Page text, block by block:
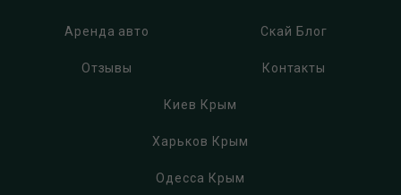
Аренда авто Скай Блог
Отзывы Контакты
Киев Крым
Харьков Крым
Одесса Крым